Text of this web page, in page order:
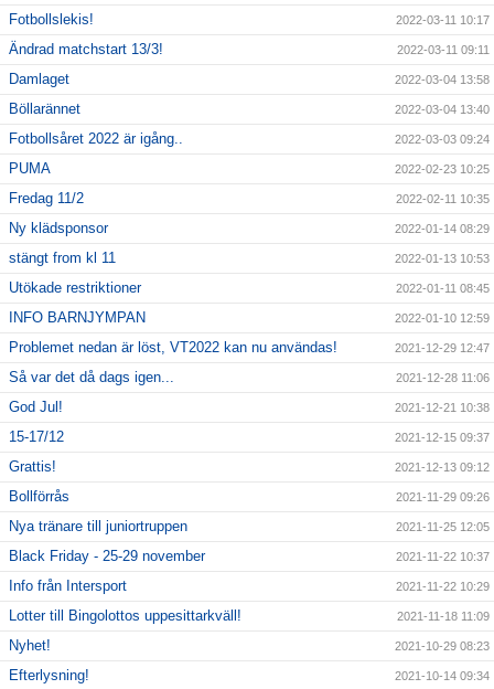
Fotbollslekis! 2022-03-11 10:17
Ändrad matchstart 13/3! 2022-03-11 09:11
Damlaget 2022-03-04 13:58
Böllarännet 2022-03-04 13:40
Fotbollsåret 2022 är igång.. 2022-03-03 09:24
PUMA 2022-02-23 10:25
Fredag 11/2 2022-02-11 10:35
Ny klädsponsor 2022-01-14 08:29
stängt from kl 11 2022-01-13 10:53
Utökade restriktioner 2022-01-11 08:45
INFO BARNJYMPAN 2022-01-10 12:59
Problemet nedan är löst, VT2022 kan nu användas! 2021-12-29 12:47
Så var det då dags igen... 2021-12-28 11:06
God Jul! 2021-12-21 10:38
15-17/12 2021-12-15 09:37
Grattis! 2021-12-13 09:12
Bollförrås 2021-11-29 09:26
Nya tränare till juniortruppen 2021-11-25 12:05
Black Friday - 25-29 november 2021-11-22 10:37
Info från Intersport 2021-11-22 10:29
Lotter till Bingolottos uppesittarkväll! 2021-11-18 11:09
Nyhet! 2021-10-29 08:23
Efterlysning! 2021-10-14 09:34